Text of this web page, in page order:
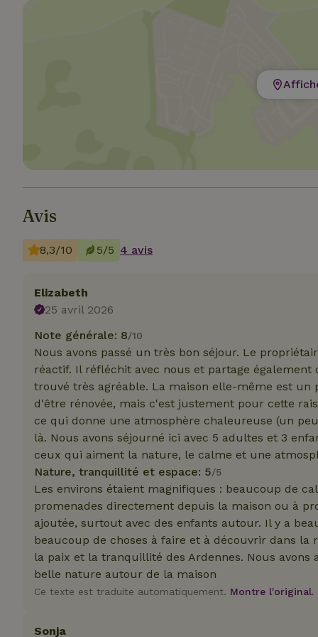
Avis
8,3/10 5/5 4 avis
Elizabeth
25 avril 2026
Note générale: 8/10
Nous avons passé un très bon séjour. Le
réactif. Il réfléchit avec nous et partage
trouvé très agréable. La maison elle-même est un
d'être rénovée, mais c'est justement pour cette
ce qui donne une atmosphère chaleureuse (un
là. Nous avons séjourné ici avec 5 adultes et 3
ceux qui aiment la nature, le calme et une
Nature, tranquillité et espace: 5/5
Les environs étaient magnifiques : beaucoup de
promenades directement depuis la maison ou à
ajoutée, surtout avec des enfants autour. Il y a
beaucoup de choses à faire et à découvrir dans
la paix et la tranquillité des Ardennes. Nous
belle nature autour de la maison
Ce texte est traduite automatiquement. Montre l'original.
Sonja
Les cookies
utilisateurs et la
_ga_JRK1QL37RY
test_cookie
IDE
_nhft_privacy-
policy
_nhft_new-
onboarding
search
_cfuvid